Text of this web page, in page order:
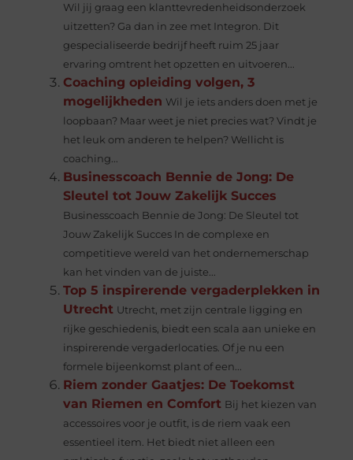
Wil jij graag een klanttevredenheidsonderzoek
uitzetten? Ga dan in zee met Integron. Dit
gespecialiseerde bedrijf heeft ruim 25 jaar
ervaring omtrent het opzetten en uitvoeren...
Coaching opleiding volgen, 3
mogelijkheden Wil je iets anders doen met je
loopbaan? Maar weet je niet precies wat? Vindt je
het leuk om anderen te helpen? Wellicht is
coaching...
Businesscoach Bennie de Jong: De
Sleutel tot Jouw Zakelijk Succes
Businesscoach Bennie de Jong: De Sleutel tot
Jouw Zakelijk Succes In de complexe en
competitieve wereld van het ondernemerschap
kan het vinden van de juiste...
Top 5 inspirerende vergaderplekken in
Utrecht Utrecht, met zijn centrale ligging en
rijke geschiedenis, biedt een scala aan unieke en
inspirerende vergaderlocaties. Of je nu een
formele bijeenkomst plant of een...
Riem zonder Gaatjes: De Toekomst
van Riemen en Comfort Bij het kiezen van
accessoires voor je outfit, is de riem vaak een
essentieel item. Het biedt niet alleen een